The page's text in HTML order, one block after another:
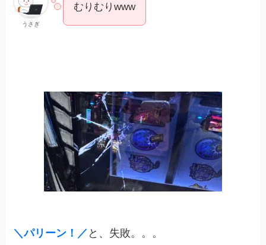
うさぎ
むりむりwww
＼パリーン！／ と、失敗。。。